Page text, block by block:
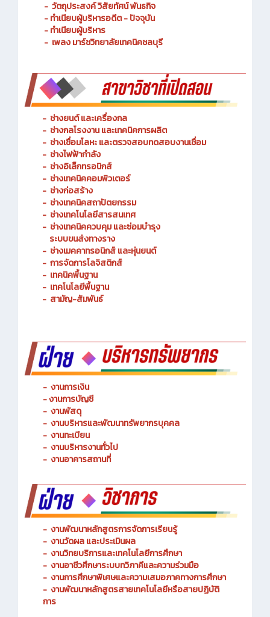
- วัตถุประสงค์ วิสัยทัศน์ พันธกิจ
- ทำเนียบผู้บริหารอดีต - ปัจจุบัน
- ทำเนียบผู้บริหาร
- เพลง มาร์ชวิทยาลัยเทคนิคชลบุรี
- ช่างยนต์ และเครื่องกล
- ช่างกลโรงงาน และเทคนิคการผลิต
- ช่างเชื่อมโลหะ และตรวจสอบทดสอบงานเชื่อม
- ช่างไฟฟ้ากำลัง
- ช่างอิเล็กทรอนิกส์
- ช่างเทคนิคคอมพิวเตอร์
- ช่างก่อสร้าง
- ช่างเทคนิคสถาปัตยกรรม
- ช่างเทคโนโลยีสารสนเทศ
- ช่างเทคนิคควบคุม และซ่อมบำรุง
ระบบขนส่งทางราง
- ช่างเมคคาทรอนิกส์ และหุ่นยนต์
- การจัดการโลจิสติกส์
- เทคนิคพื้นฐาน
- เทคโนโลยีพื้นฐาน
- สามัญ-สัมพันธ์
- งานการเงิน
-งานการบัญชี
- งานพัสดุ
- งานบริหารและพัฒนาทรัพยากรบุคคล
- งานทะเบียน
- งานบริหารงานทั่วไป
- งานอาคารสถานที่
- งานพัฒนาหลักสูตรการจัดการเรียนรู้
- งานวัดผล และประเมินผล
- งานวิทยบริการและเทคโนโลยีการศึกษา
- งานอาชีวศึกษาระบบทวิภาคีและความร่วมมือ
- งานการศึกษาพิเศษและความเสมอภาคทางการศึกษา
- งานพัฒนาหลักสูตรสายเทคโนโลยีหรือสายปฏิบัติ
การ